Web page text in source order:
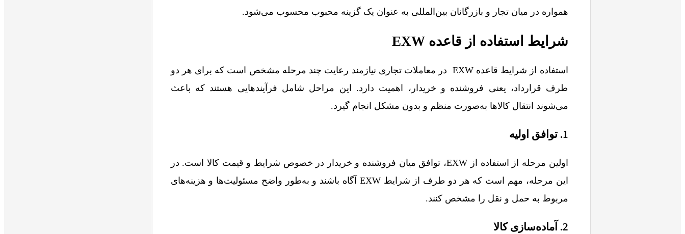
همواره در میان تجار و بازرگانان بین‌المللی به عنوان یک گزینه محبوب محسوب می‌شود.
شرایط استفاده از قاعده EXW
استفاده از شرایط قاعده EXW در معاملات تجاری نیازمند رعایت چند مرحله مشخص است که برای هر دو
طرف قرارداد، یعنی فروشنده و خریدار، اهمیت دارد. این مراحل شامل فرآیندهایی هستند که باعث
می‌شوند انتقال کالاها به‌صورت منظم و بدون مشکل انجام گیرد.
1. توافق اولیه
اولین مرحله از استفاده از EXW، توافق میان فروشنده و خریدار در خصوص شرایط و قیمت کالا است. در
این مرحله، مهم است که هر دو طرف از شرایط EXW آگاه باشند و به‌طور واضح مسئولیت‌ها و هزینه‌های
مربوط به حمل و نقل را مشخص کنند.
2. آماده‌سازی کالا